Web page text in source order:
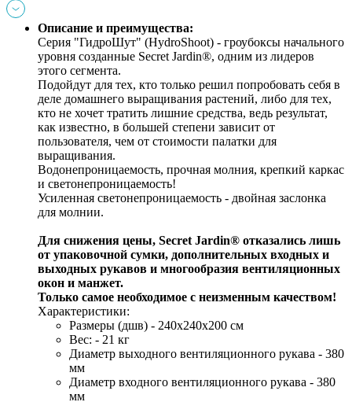
Описание и преимущества:
Серия "ГидроШут" (HydroShoot) - гроубоксы начального
уровня созданные Secret Jardin®, одним из лидеров
этого сегмента.
Подойдут для тех, кто только решил попробовать себя в
деле домашнего выращивания растений, либо для тех,
кто не хочет тратить лишние средства, ведь результат,
как известно, в большей степени зависит от
пользователя, чем от стоимости палатки для
выращивания.
Водонепроницаемость, прочная молния, крепкий каркас
и светонепроницаемость!
Усиленная светонепроницаемость - двойная заслонка
для молнии.
Для снижения цены, Secret Jardin® отказались лишь
от упаковочной сумки, дополнительных входных и
выходных рукавов и многообразия вентиляционных
окон и манжет.
Только самое необходимое с неизменным качеством!
Характеристики:
Размеры (дшв) - 240х240х200 см
Вес: - 21 кг
Диаметр выходного вентиляционного рукава - 380
мм
Диаметр входного вентиляционного рукава - 380
мм